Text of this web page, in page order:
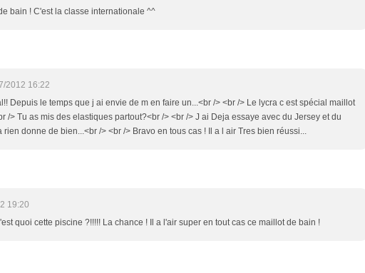
bain ! C'est la classe internationale ^^
2012 16:22
Depuis le temps que j ai envie de m en faire un...<br /> <br /> Le lycra c est spécial maillot
/> Tu as mis des elastiques partout?<br /> <br /> J ai Deja essaye avec du Jersey et du
rien donne de bien...<br /> <br /> Bravo en tous cas ! Il a l air Tres bien réussi...
19:20
quoi cette piscine ?!!!!! La chance ! Il a l'air super en tout cas ce maillot de bain !